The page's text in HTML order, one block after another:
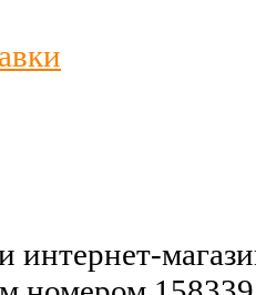
интернет-